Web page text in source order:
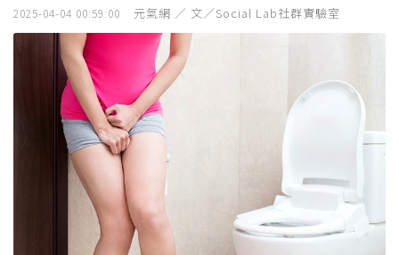
2025-04-04 00:59:00 元氣網 ／ 文／Social Lab社群實驗室